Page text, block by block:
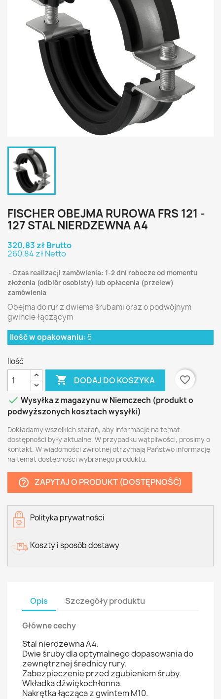
FISCHER OBEJMA RUROWA FRS 121 -
127 STAL NIERDZEWNA A4
320,83 zł Brutto
260,84 zł Netto
Czas realizacji zamówienia: 1-2 dni robocze od momentu
złożenia (odbiór osobisty) lub opłacenia (przelew)
zamówienia
Obejma do rur z dwiema śrubami oraz o podwójnym
gwincie łączącym
Ilość w opakowaniu: 5
Ilość
 DODAJ DO KOSZYKA
favorite_border
 Wysyłka z magazynu w Niemczech (produkt o
podwyższonych kosztach wysyłki)
Dokładamy wszelkich starań, aby informacje na temat
dostępności były aktualne. W przypadku wątpliwości, prosimy o
kontakt. W wiadomości zwrotnej otrzymają Państwo informację
na temat dostępności wybranego produktu.
help_outline ZAPYTAJ O PRODUKT (DOSTĘPNOŚĆ)
Polityka prywatności
Koszty i sposób dostawy
Opis Szczegóły produktu
Główne cechy
Stal nierdzewna A4.
Dwie śruby dla optymalnego dopasowania do
zewnętrznej średnicy rury.
Zabezpieczenie przed zgubieniem śruby.
Wkładka dźwiękochłonna.
Nakrętka łącząca z gwintem M10.